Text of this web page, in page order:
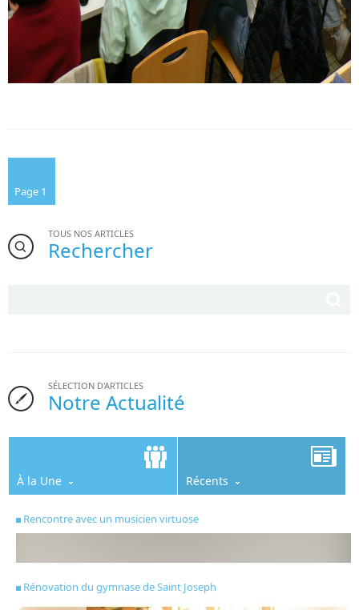
Page 1
TOUS NOS ARTICLES
Rechercher
SÉLECTION D'ARTICLES
Notre Actualité
À la Une Récents
Rencontre avec un musicien virtuose
Rénovation du gymnase de Saint Joseph